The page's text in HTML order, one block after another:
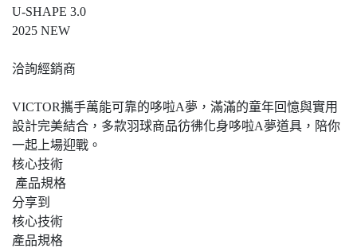
U-SHAPE 3.0
2025 NEW
洽詢經銷商
VICTOR攜手萬能可靠的哆啦A夢，滿滿的童年回憶與實用
設計完美結合，多款羽球商品彷彿化身哆啦A夢道具，陪你
一起上場迎戰。
核心技術
產品規格
分享到
核心技術
產品規格